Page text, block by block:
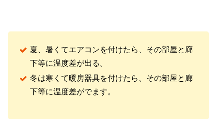
夏、暑くてエアコンを付けたら、その部屋と廊
下等に温度差が出る。
冬は寒くて暖房器具を付けたら、その部屋と廊
下等に温度差がでます。